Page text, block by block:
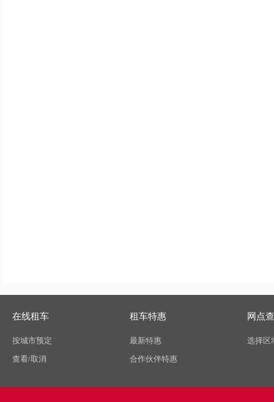
在线租车
按城市预定
查看/取消
租车特惠
最新特惠
合作伙伴特惠
网点
选择区